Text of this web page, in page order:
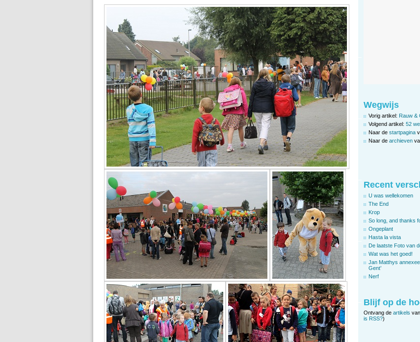
Wegwijs
Vorig artikel: Rauw &
Volgend artikel: 52
Naar de startpagina
Naar de archieven
Recent
U was wellekomen
The End
Krop
So long, and thanks
Ongeplant
Hasta la vista
De laatste Foto van
Wat was het goed!
Jan Matthys
Gent’
Nerf
Blijf op de
Ontvang de artikels
is RSS?)